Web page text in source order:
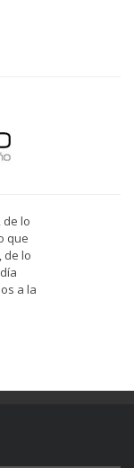
de lo
que
de lo
a la